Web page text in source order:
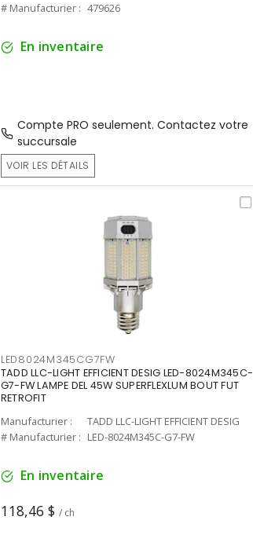
# Manufacturier : 479626
En inventaire
Compte PRO seulement. Contactez votre
succursale
VOIR LES DÉTAILS
LED8024M345CG7FW
TADD LLC-LIGHT EFFICIENT DESIG LED-8024M345C-
G7-FW LAMPE DEL 45W SUPERFLEXLUM BOUT FUT
RETROFIT
Manufacturier :
TADD LLC-LIGHT EFFICIENT DESIG
# Manufacturier : LED-8024M345C-G7-FW
En inventaire
118,46 $ / ch